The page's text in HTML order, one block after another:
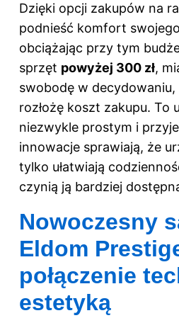
Dzięki opcji zakupów na
podnieść komfort
obciążając przy tym
sprzęt powyżej 300 zł,
swobodę w decydowaniu,
rozłożę koszt zakupu. To
niezwykle prostym i
innowacje sprawiają, że
tylko ułatwiają
czynią ją bardziej
Nowoczesny
Eldom
połączenie
estetyką